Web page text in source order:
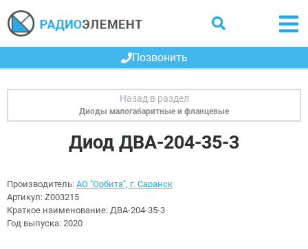
Позвонить
Диоды малогабаритные и фланцевые
Диод ДВА-204-35-3
Производитель: АО "Орбита", г. Саранск
Артикул: Z003215
Краткое наименование: ДВА-204-35-3
Год выпуска: 2020